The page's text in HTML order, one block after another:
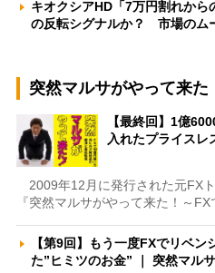
キオクシアHD「7万円割れか
の反転シグナルか？ 市場のム
突然マルサがやって来た
【最終回】1億
入れたプライス
2009年12月に発行された元FX
『突然マルサがやって来た！～
【第9回】もう一度FXでリベ
た”ヒミツのお金” ｜ 突然マル